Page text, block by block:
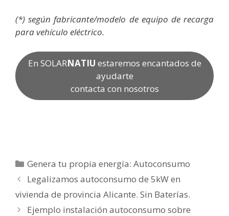
(*) según fabricante/modelo de equipo de recarga
para vehículo eléctrico.
En SOLARNATIU estaremos encantados de
ayudarte
contacta con nosotros
Categorías
Genera tu propia energía: Autoconsumo
Legalizamos autoconsumo de 5kW en
vivienda de provincia Alicante. Sin Baterías.
Ejemplo instalación autoconsumo sobre